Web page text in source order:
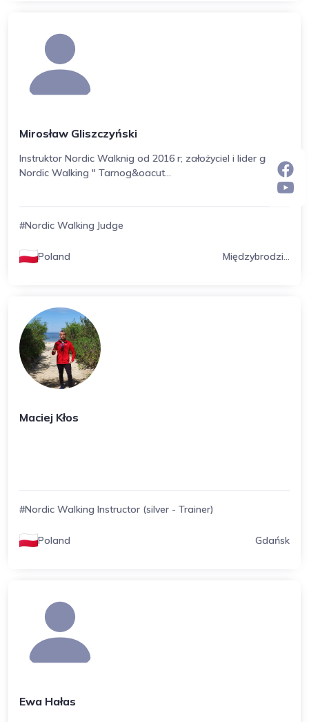
Mirosław Gliszczyński
Instruktor Nordic Walknig od 2016 r; założyciel i lider grupy
Nordic Walking " Tarnog&oacut...
#Nordic Walking Judge
Poland Międzybrodzi...
Maciej Kłos
#Nordic Walking Instructor (silver - Trainer)
Poland Gdańsk
Ewa Hałas